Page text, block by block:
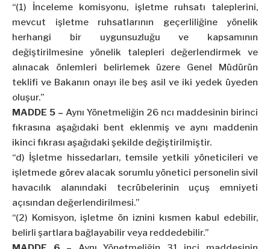
“(1) İnceleme komisyonu, işletme ruhsatı taleplerini,
mevcut işletme ruhsatlarının geçerliliğine yönelik
herhangi bir uygunsuzluğu ve kapsamının
değiştirilmesine yönelik talepleri değerlendirmek ve
alınacak önlemleri belirlemek üzere Genel Müdürün
teklifi ve Bakanın onayı ile beş asil ve iki yedek üyeden
oluşur.”
MADDE 5 – Aynı Yönetmeliğin 26 ncı maddesinin birinci
fıkrasına aşağıdaki bent eklenmiş ve aynı maddenin
ikinci fıkrası aşağıdaki şekilde değiştirilmiştir.
“d) İşletme hissedarları, temsile yetkili yöneticileri ve
işletmede görev alacak sorumlu yönetici personelin sivil
havacılık alanındaki tecrübelerinin uçuş emniyeti
açısından değerlendirilmesi.”
“(2) Komisyon, işletme ön iznini kısmen kabul edebilir,
belirli şartlara bağlayabilir veya reddedebilir.”